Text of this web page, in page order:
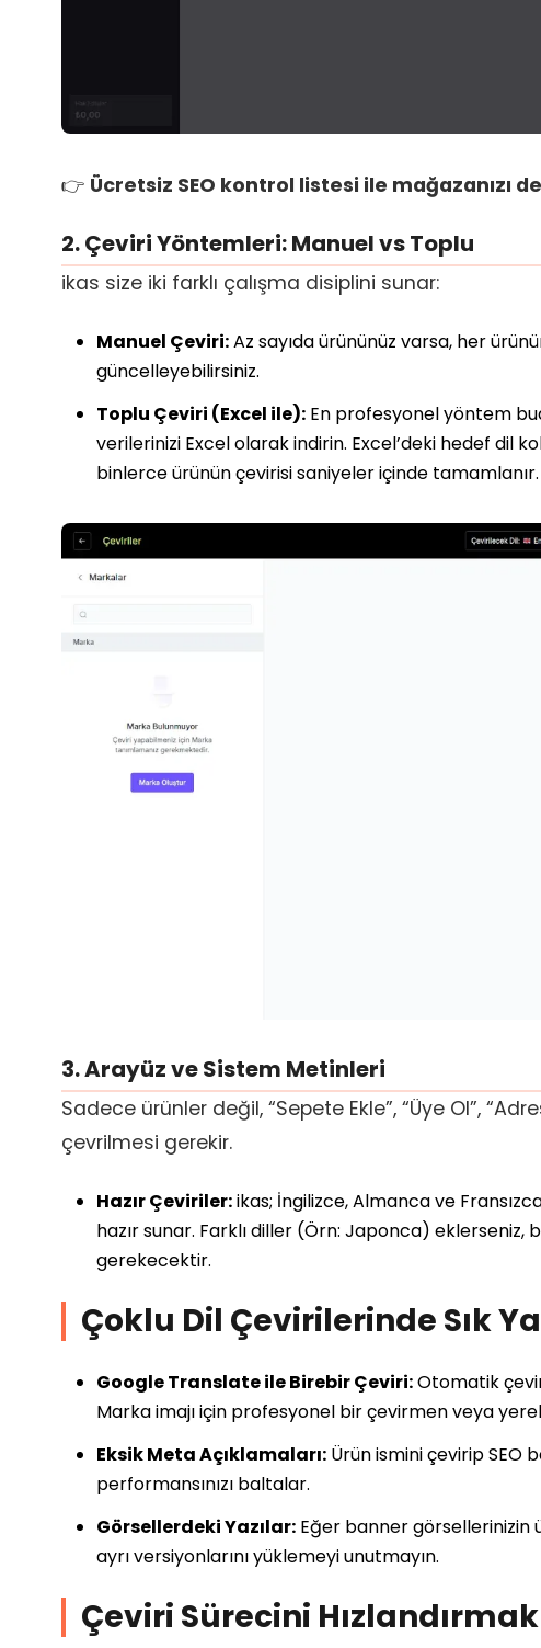
👉 Ücretsiz SEO kontrol listesi ile mağazanızı
2. Çeviri Yöntemleri: Manuel vs Toplu
ikas size iki farklı çalışma disiplini sunar:
Manuel Çeviri:Az sayıda ürününüz varsa, her
güncelleyebilirsiniz.
Toplu Çeviri (Excel ile): En profesyonel yöntem
verilerinizi Excel olarak indirin. Excel’deki hedef dil
binlerce ürünün çevirisi saniyeler içinde tamamlanır.
3. Arayüz ve Sistem Metinleri
Sadece ürünler değil, “Sepete Ekle”, “Üye Ol”,
çevrilmesi gerekir.
Hazır Çeviriler:ikas; İngilizce, Almanca ve
hazır sunar. Farklı diller (Örn: Japonca) eklerseniz,
gerekecektir.
Çoklu Dil Çevirilerinde Sık
Google Translate ile Birebir Çeviri:Otomatik
Marka imajı için profesyonel bir çevirmen veya
Eksik Meta Açıklamaları: Ürün ismini çevirip SEO
performansınızı baltalar.
Görsellerdeki Yazılar: Eğer banner görsellerinizin
ayrı versiyonlarını yüklemeyi unutmayın.
Çeviri Sürecini